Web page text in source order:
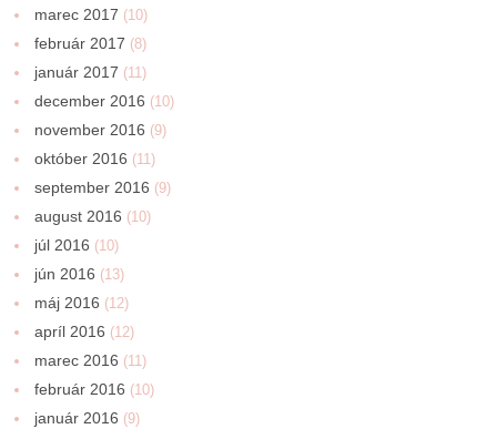
marec 2017 (10)
február 2017 (8)
január 2017 (11)
december 2016 (10)
november 2016 (9)
október 2016 (11)
september 2016 (9)
august 2016 (10)
júl 2016 (10)
jún 2016 (13)
máj 2016 (12)
apríl 2016 (12)
marec 2016 (11)
február 2016 (10)
január 2016 (9)